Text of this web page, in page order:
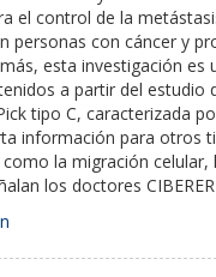
el control de la
personas con cáncer y
esta investigación es
a partir del estudio
tipo C, caracterizada
información para otros
la migración celular,
los doctores